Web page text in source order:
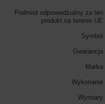
Podmiot odpowiedzialny za ten
produkt na terenie UE
Symbol
Gwarancja
Marka
Wykonanie
Wymiary